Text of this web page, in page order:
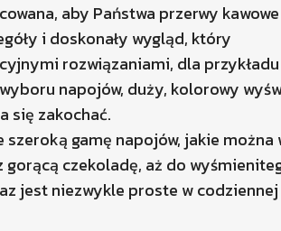
aby Państwa przerwy
i doskonały wygląd, który
rozwiązaniami, dla
napojów, duży, kolorowy
się zakochać.
gamę napojów, jakie można
czekoladę, aż do
jest niezwykle proste w codziennej